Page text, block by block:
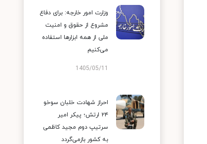
وزارت امور خارجه: برای دفاع
مشروع از حقوق و امنیت
ملی از همه ابزارها استفاده
می‌کنیم
1405/05/11
احراز شهادت خلبان سوخو
۲۴ ارتش؛ پیکر امیر
سرتیپ دوم مجید کاظمی
به کشور بازمی‌گردد